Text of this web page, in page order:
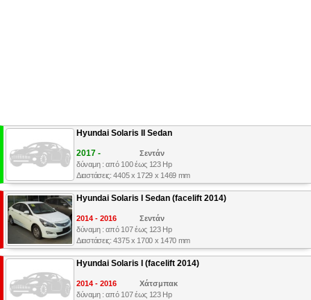
Hyundai Solaris II Sedan
2017 -
Σεντάν
δύναμη : από 100 έως 123 Hp
Διαστάσεις: 4405 x 1729 x 1469 mm
Hyundai Solaris I Sedan (facelift 2014)
2014 - 2016
Σεντάν
δύναμη : από 107 έως 123 Hp
Διαστάσεις: 4375 x 1700 x 1470 mm
Hyundai Solaris I (facelift 2014)
2014 - 2016
Χάτσμπακ
δύναμη : από 107 έως 123 Hp